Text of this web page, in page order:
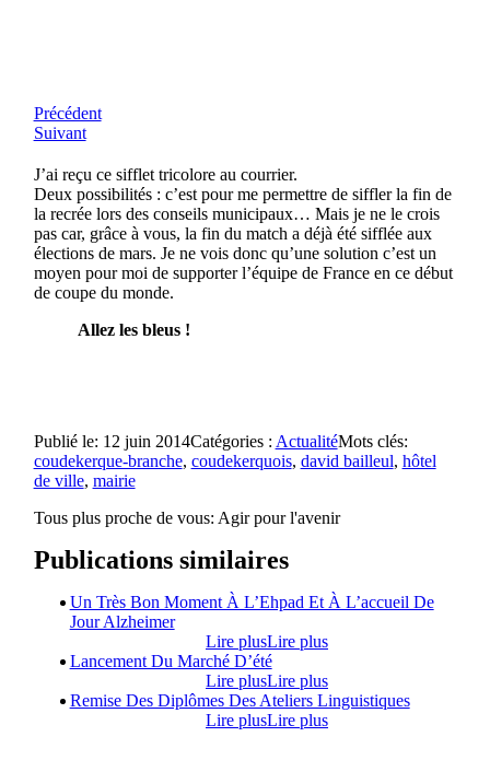
Précédent
Suivant
J’ai reçu ce sifflet tricolore au courrier.
Deux possibilités : c’est pour me permettre de siffler la fin de
la recrée lors des conseils municipaux… Mais je ne le crois
pas car, grâce à vous, la fin du match a déjà été sifflée aux
élections de mars. Je ne vois donc qu’une solution c’est un
moyen pour moi de supporter l’équipe de France en ce début
de coupe du monde.
Allez les bleus !
Publié le: 12 juin 2014Catégories : ActualitéMots clés:
coudekerque-branche, coudekerquois, david bailleul, hôtel
de ville, mairie
Tous plus proche de vous: Agir pour l'avenir
Publications similaires
Un Très Bon Moment À L’Ehpad Et À L’accueil De
Jour Alzheimer
Lire plusLire plus
Lancement Du Marché D’été
Lire plusLire plus
Remise Des Diplômes Des Ateliers Linguistiques
Lire plusLire plus